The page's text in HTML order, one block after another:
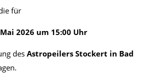
für
2026 um 15:00 Uhr
des Astropeilers Stockert in Bad